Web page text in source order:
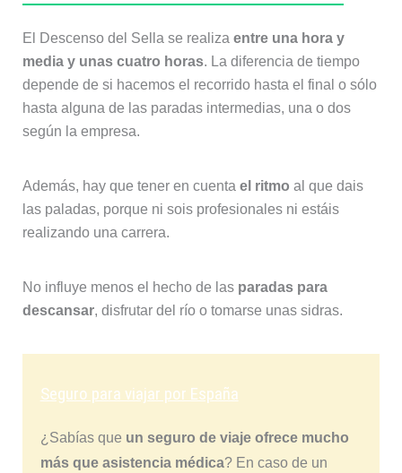
El Descenso del Sella se realiza entre una hora y
media y unas cuatro horas. La diferencia de tiempo
depende de si hacemos el recorrido hasta el final o sólo
hasta alguna de las paradas intermedias, una o dos
según la empresa.
Además, hay que tener en cuenta el ritmo al que dais
las paladas, porque ni sois profesionales ni estáis
realizando una carrera.
No influye menos el hecho de las paradas para
descansar, disfrutar del río o tomarse unas sidras.
Seguro para viajar por España
¿Sabías que un seguro de viaje ofrece mucho
más que asistencia médica? En caso de un